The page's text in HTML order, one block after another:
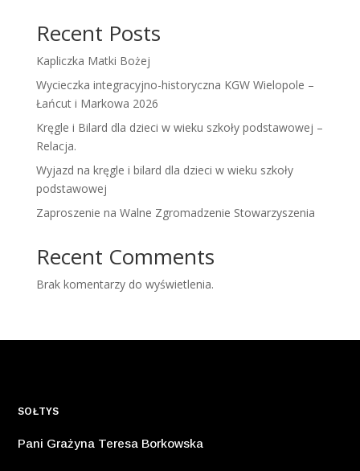
Recent Posts
Kapliczka Matki Bożej
Wycieczka integracyjno-historyczna KGW Wielopole –
Łańcut i Markowa 2026
Kręgle i Bilard dla dzieci w wieku szkoły podstawowej –
Relacja.
Wyjazd na kręgle i bilard dla dzieci w wieku szkoły
podstawowej
Zaproszenie na Walne Zgromadzenie Stowarzyszenia
Recent Comments
Brak komentarzy do wyświetlenia.
SOŁTYS
Pani Grażyna Teresa Borkowska